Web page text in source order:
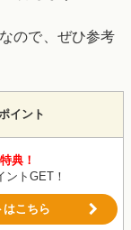
ので、ぜひ参考
イント
典！
ントGET！
はこちら